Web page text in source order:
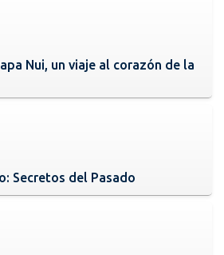
Nui, un viaje al corazón de la
Secretos del Pasado